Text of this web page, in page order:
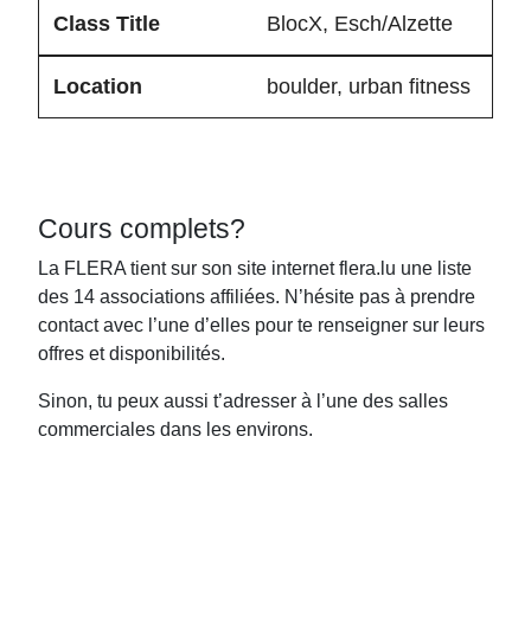
BlocX, Esch/Alzette
boulder, urban fitness
Cours complets?
La FLERA tient sur son site internet flera.lu une liste
des 14 associations affiliées. N’hésite pas à prendre
contact avec l’une d’elles pour te renseigner sur leurs
offres et disponibilités.
Sinon, tu peux aussi t’adresser à l’une des salles
commerciales dans les environs.